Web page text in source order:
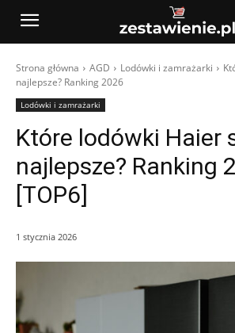
Strona główna AGD Lodówki i zamrażarki
najlepsze? Ranking 2026
Lodówki i zamrażarki
Które lodówki Haier
najlepsze? Ranking
[TOP6]
1 stycznia 2026